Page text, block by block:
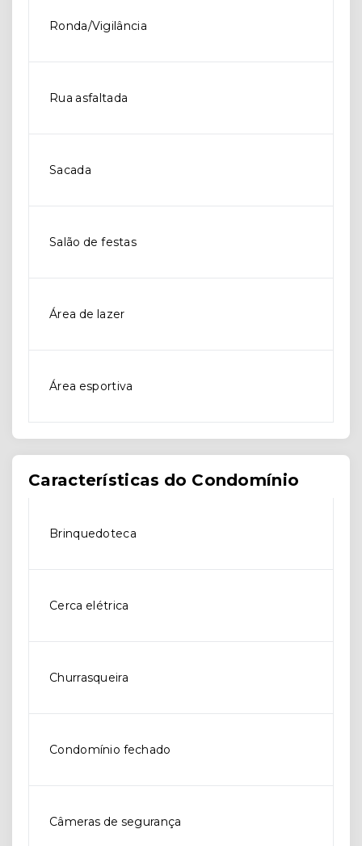
Ronda/Vigilância
Rua asfaltada
Sacada
Salão de festas
Área de lazer
Área esportiva
Características do Condomínio
Brinquedoteca
Cerca elétrica
Churrasqueira
Condomínio fechado
Câmeras de segurança